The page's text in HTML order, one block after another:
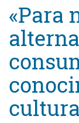
«Para